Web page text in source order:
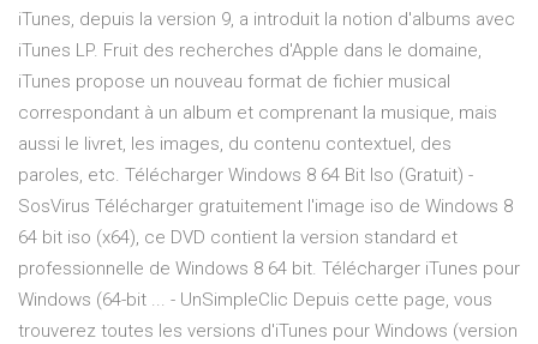
iTunes, depuis la version 9, a introduit la notion d'albums avec
iTunes LP. Fruit des recherches d'Apple dans le domaine,
iTunes propose un nouveau format de fichier musical
correspondant à un album et comprenant la musique, mais
aussi le livret, les images, du contenu contextuel, des
paroles, etc. Télécharger Windows 8 64 Bit Iso (Gratuit) -
SosVirus Télécharger gratuitement l'image iso de Windows 8
64 bit iso (x64), ce DVD contient la version standard et
professionnelle de Windows 8 64 bit. Télécharger iTunes pour
Windows (64-bit ... - UnSimpleClic Depuis cette page, vous
trouverez toutes les versions d'iTunes pour Windows (version